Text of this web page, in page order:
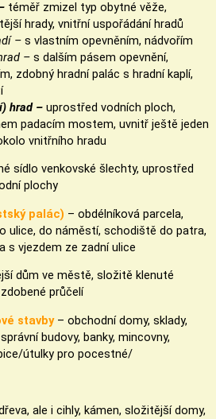
téměř zmizel typ obytné věže,
hrady, vnitřní uspořádání hradů
– s vlastním opevněním, nádvořím
– s dalším pásem opevnění,
zdobný hradní palác s hradní kaplí,
hrad – uprostřed vodních ploch,
padacím mostem, uvnitř ještě jeden
vnitřního hradu
sídlo venkovské šlechty, uprostřed
plochy
palác) – obdélníková parcela,
ulice, do náměstí, schodiště do patra,
s vjezdem ze zadní ulice
dům ve městě, složitě klenuté
průčelí
stavby – obchodní domy, sklady,
budovy, banky, mincovny,
útulky pro pocestné/
ale i cihly, kámen, složitější domy,